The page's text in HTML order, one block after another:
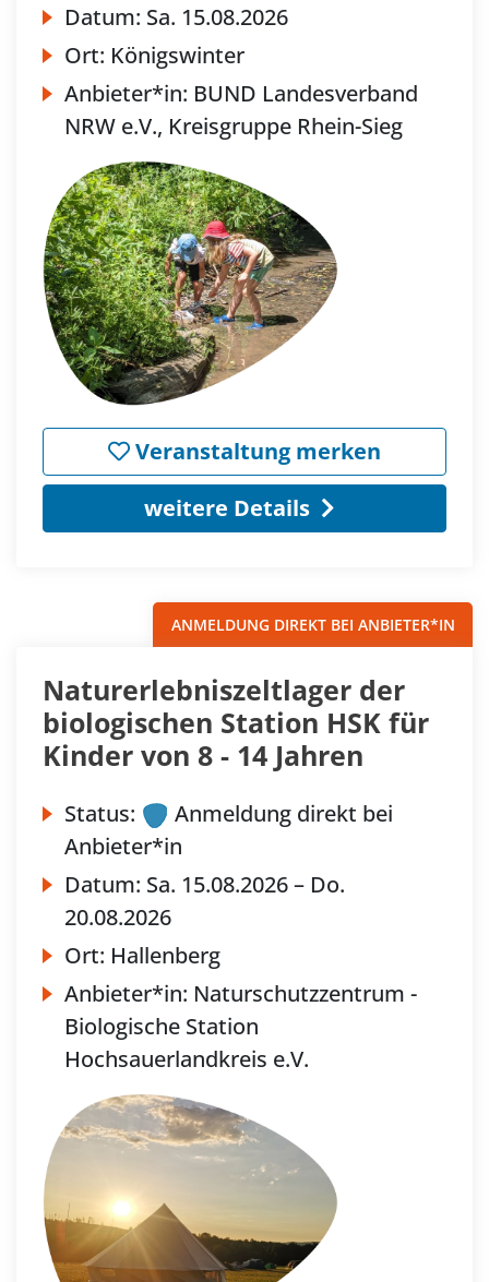
Datum: Sa. 15.08.2026
Ort: Königswinter
Anbieter*in: BUND Landesverband
NRW e.V., Kreisgruppe Rhein-Sieg
Veranstaltung merken
weitere Details
ANMELDUNG DIREKT BEI ANBIETER*IN
Naturerlebniszeltlager der
biologischen Station HSK für
Kinder von 8 - 14 Jahren
Status:
Anmeldung direkt bei
Anbieter*in
Datum: Sa. 15.08.2026 – Do.
20.08.2026
Ort: Hallenberg
Anbieter*in: Naturschutzzentrum -
Biologische Station
Hochsauerlandkreis e.V.